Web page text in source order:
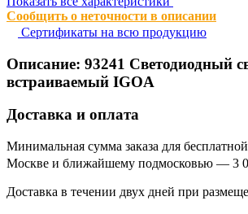
Сообщить о неточности в описании
Сертификаты на всю продукцию
Описание: 93241 Светодиодный
встраиваемый IGOA
Доставка и оплата
Минимальная сумма заказа для
Москве и ближайшему подмосковью — 3
Доставка в течении двух дней при